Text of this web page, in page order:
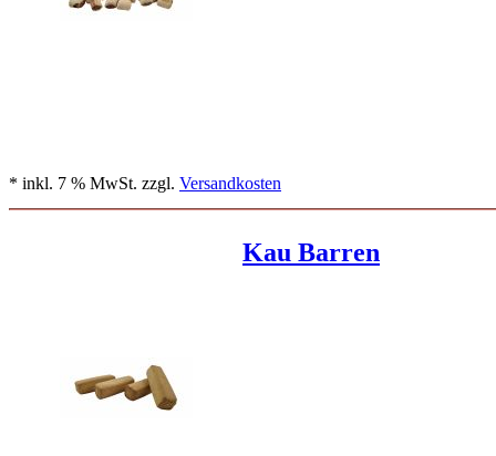
* inkl. 7 % MwSt. zzgl. Versandkosten
Kau Barren